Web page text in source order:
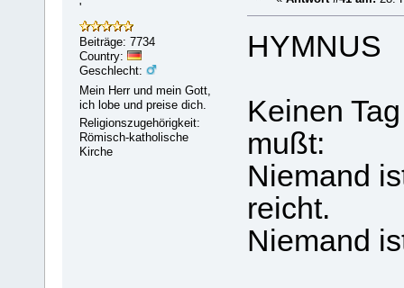
'
Beiträge: 7734
Country:
Geschlecht:
Mein Herr und mein Gott,
ich lobe und preise dich.
Religionszugehörigkeit:
Römisch-katholische
Kirche
HYMNUS
Keinen
mußt:
Niemand
reicht.
Niemand